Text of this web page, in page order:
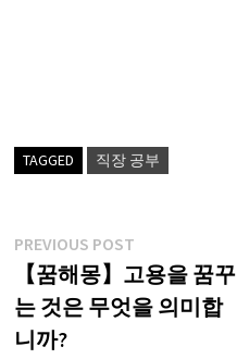
TAGGED 직장 공부
글
탐
색
PREVIOUS POSTPrevious
post:
【꿈해몽】고용을 꿈꾸
는 것은 무엇을 의미합
니까?